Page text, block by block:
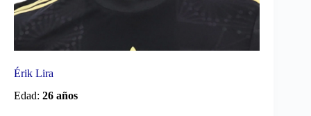
Érik Lira
Edad: 26 años